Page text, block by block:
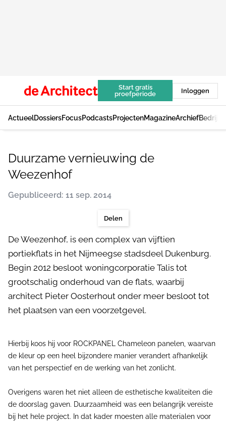
Start gratis
proefperiode
Inloggen
ActueelDossiersFocusPodcastsProjectenMagazineArchief
Duurzame vernieuwing de
Weezenhof
Gepubliceerd: 11 sep. 2014
Delen
De Weezenhof, is een complex van vijftien
portiekflats in het Nijmeegse stadsdeel Dukenburg.
Begin 2012 besloot woningcorporatie Talis tot
grootschalig onderhoud van de flats, waarbij
architect Pieter Oosterhout onder meer besloot tot
het plaatsen van een voorzetgevel.
Hierbij koos hij voor ROCKPANEL Chameleon panelen, waarvan
de kleur op een heel bijzondere manier verandert afhankelijk
van het perspectief en de werking van het zonlicht.
Overigens waren het niet alleen de esthetische kwaliteiten die
de doorslag gaven. Duurzaamheid was een belangrijk vereiste
bij het hele project. In dat kader moesten alle materialen voor